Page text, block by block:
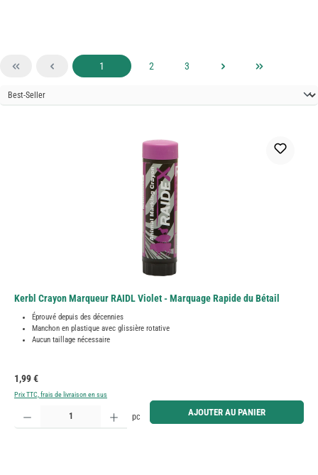
Page
1 Page
2 Page
3
Kerbl Crayon Marqueur RAIDL Violet - Marquage Rapide du Bétail
Éprouvé depuis des décennies
Manchon en plastique avec glissière rotative
Aucun taillage nécessaire
Prix régulier :
1,99 €
Prix TTC, frais de livraison en sus
Quantité de produit : Entrez la quantité souhaitée ou utilisez les boutons pour augmenter ou
pc AJOUTER AU PANIER